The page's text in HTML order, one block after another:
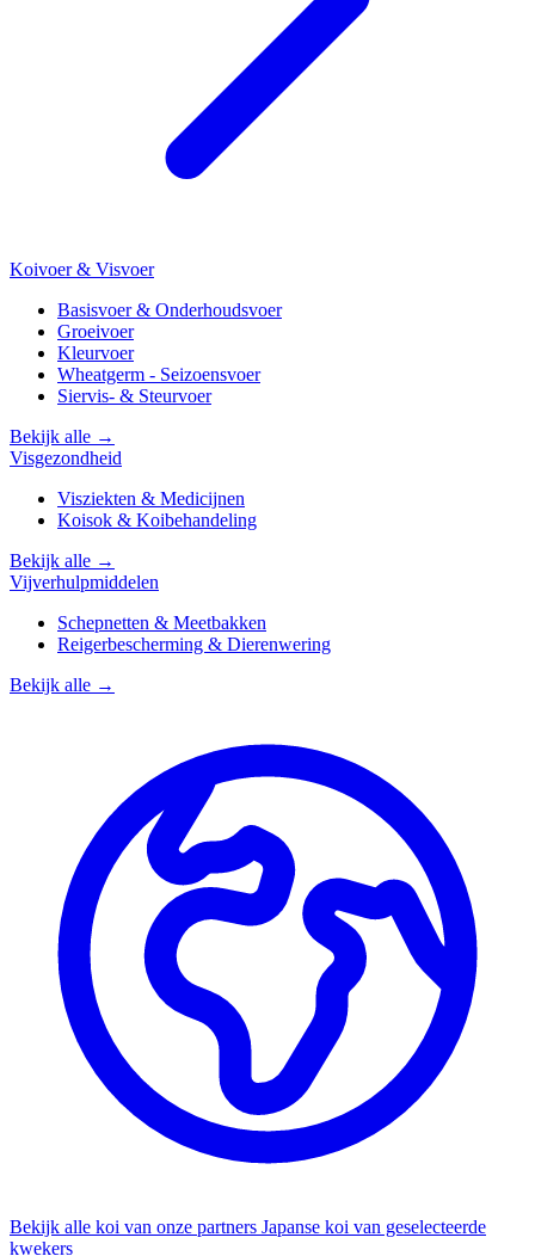
Koivoer & Visvoer
Basisvoer & Onderhoudsvoer
Groeivoer
Kleurvoer
Wheatgerm - Seizoensvoer
Siervis- & Steurvoer
Bekijk alle →
Visgezondheid
Visziekten & Medicijnen
Koisok & Koibehandeling
Bekijk alle →
Vijverhulpmiddelen
Schepnetten & Meetbakken
Reigerbescherming & Dierenwering
Bekijk alle →
Bekijk alle koi van onze partners Japanse koi van geselecteerde
kwekers